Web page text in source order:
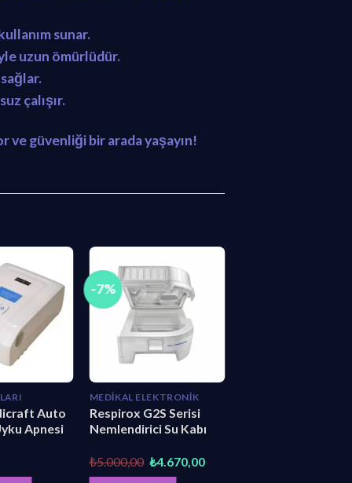
sunar.
uzun ömürlüdür.
çalışır.
güvenliği bir arada yaşayın!
Auto
Apnesi
-7%
MEDIKAL ELEKTRONIK
Respirox G2S Serisi
Nemlendirici Su Kabı
₺5.000,00 Orijinal
₺4.670,00Şu